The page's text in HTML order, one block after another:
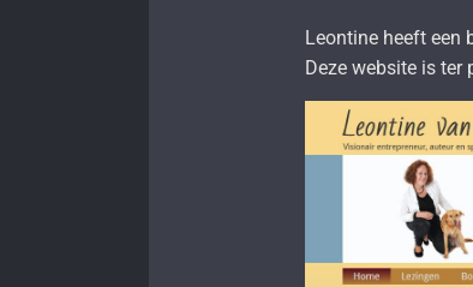
Leontine heeft een
Deze website is ter